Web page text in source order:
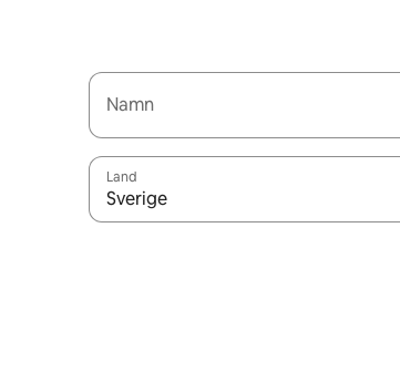
Namn
Land
Sverige